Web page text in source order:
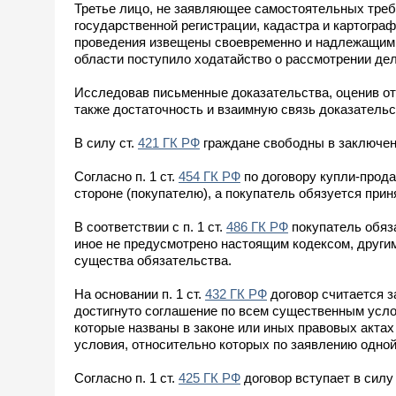
Третье лицо, не заявляющее самостоятельных
государственной регистрации, кадастра и
проведения извещены своевременно и
области поступило ходатайство о рассмотрении
Исследовав письменные доказательства, оценив
также достаточность и взаимную связь
В силу ст. 421 ГК РФ граждане свободны в
Согласно п. 1 ст. 454 ГК РФ по договору купли-
стороне (покупателю), а покупатель обязуется
В соответствии с п. 1 ст. 486 ГК РФ покупатель
иное не предусмотрено настоящим кодексом,
существа обязательства.
На основании п. 1 ст. 432 ГК РФ договор
достигнуто соглашение по всем существенным
которые названы в законе или иных правовых
условия, относительно которых по заявлению
Согласно п. 1 ст. 425 ГК РФ договор вступает в